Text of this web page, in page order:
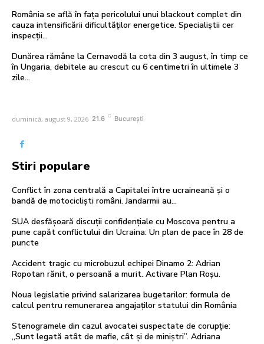
România se află în fața pericolului unui blackout complet din
cauza intensificării dificultăților energetice. Specialiștii cer
inspecții…
Dunărea rămâne la Cernavodă la cota din 3 august, în timp ce
în Ungaria, debitele au crescut cu 6 centimetri în ultimele 3
zile...
duminică, august 9, 2026 21.6 C București
Stiri populare
Conflict în zona centrală a Capitalei între ucraineană și o
bandă de motocicliști români. Jandarmii au…
SUA desfășoară discuții confidențiale cu Moscova pentru a
pune capăt conflictului din Ucraina: Un plan de pace în 28 de
puncte
Accident tragic cu microbuzul echipei Dinamo 2: Adrian
Ropotan rănit, o persoană a murit. Activare Plan Roșu.
Noua legislatie privind salarizarea bugetarilor: formula de
calcul pentru remunerarea angajaților statului din România
Stenogramele din cazul avocatei suspectate de corupție:
„Sunt legată atât de mafie, cât și de miniștri”. Adriana